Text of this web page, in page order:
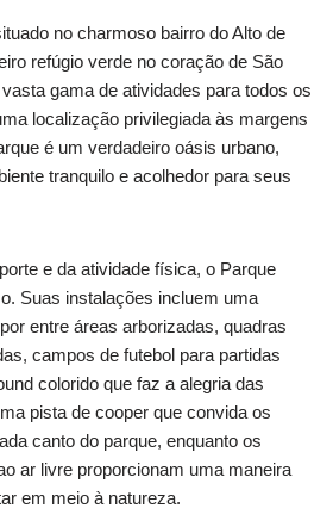
no charmoso bairro do Alto de
refúgio verde no coração de São
gama de atividades para todos os
localização privilegiada às margens
é um verdadeiro oásis urbano,
tranquilo e acolhedor para seus
e da atividade física, o Parque
Suas instalações incluem uma
entre áreas arborizadas, quadras
campos de futebol para partidas
colorido que faz a alegria das
pista de cooper que convida os
canto do parque, enquanto os
ar livre proporcionam uma maneira
em meio à natureza.